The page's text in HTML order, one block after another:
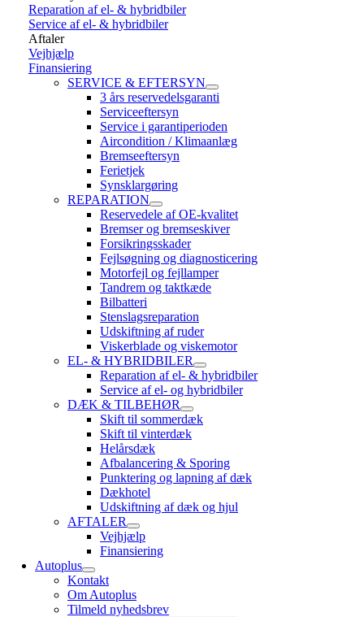
Reparation af el- & hybridbiler
Service af el- & hybridbiler
Aftaler
Vejhjælp
Finansiering
SERVICE & EFTERSYN
3 års reservedelsgaranti
Serviceeftersyn
Service i garantiperioden
Aircondition / Klimaanlæg
Bremseeftersyn
Ferietjek
Synsklargøring
REPARATION
Reservedele af OE-kvalitet
Bremser og bremseskiver
Forsikringsskader
Fejlsøgning og diagnosticering
Motorfejl og fejllamper
Tandrem og taktkæde
Bilbatteri
Stenslagsreparation
Udskiftning af ruder
Viskerblade og viskemotor
EL- & HYBRIDBILER
Reparation af el- & hybridbiler
Service af el- og hybridbiler
DÆK & TILBEHØR
Skift til sommerdæk
Skift til vinterdæk
Helårsdæk
Afbalancering & Sporing
Punktering og lapning af dæk
Dækhotel
Udskiftning af dæk og hjul
AFTALER
Vejhjælp
Finansiering
Autoplus
Kontakt
Om Autoplus
Tilmeld nyhedsbrev